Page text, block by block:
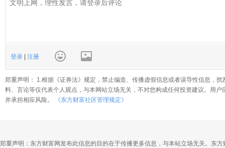
登录 注册
郑重声明： 1.根据《证券法》规定，禁止编造、传播虚假信息或者误导性信息，
料、言论等仅代表个人观点，与本网站立场无关，不对您构成任何投资建议。用
并承担相应风险。
《东方财富社区管理规定》
郑重声明：东方财富网发布此信息的目的在于传播更多信息，与本站立场无关。东